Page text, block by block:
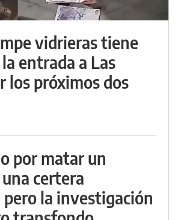
vidrieras tiene
entrada a Las
los próximos dos
por matar un
certera
pero la investigación